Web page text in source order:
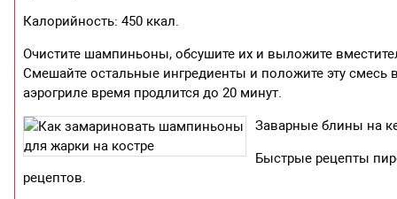
Калорийность: 450 ккал.
Очистите шампиньоны, обсушите их и выложите
Смешайте остальные ингредиенты и положите эту
аэрогриле время продлится до 20 минут.
Заварные блины на
Быстрые рецепты
рецептов.